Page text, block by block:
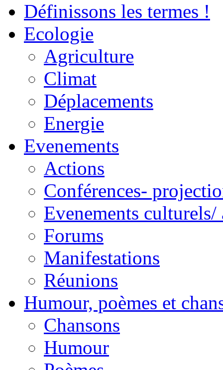
Définissons les termes !
Ecologie
Agriculture
Climat
Déplacements
Energie
Evenements
Actions
Conférences-
Evenements culturels/
Forums
Manifestations
Réunions
Humour, poèmes et
Chansons
Humour